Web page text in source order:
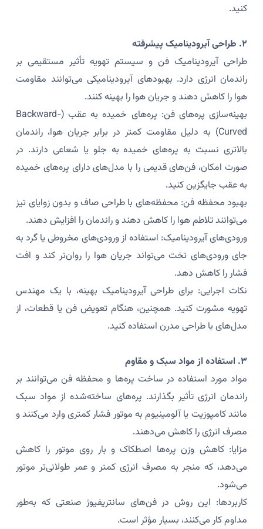
کنید.
۲. طراحی آیرودینامیک پیشرفته
طراحی آیرودینامیک فن و سیستم تهویه تأثیر مستقیمی بر
راندمان انرژی دارد. بهبودهای آیرودینامیکی می‌توانند مقاومت
هوا را کاهش دهند و جریان هوا را بهینه کنند.
بهینه‌سازی پره‌های فن: پره‌های خمیده به عقب (Backward-
Curved) به دلیل مقاومت کمتر در برابر جریان هوا، راندمان
بالاتری نسبت به پره‌های خمیده به جلو یا شعاعی دارند. در
صورت امکان، فن‌های قدیمی را با مدل‌های دارای پره‌های خمیده
به عقب جایگزین کنید.
بهبود محفظه فن: محفظه‌های با طراحی صاف و بدون زوایای تیز
می‌توانند تلاطم هوا را کاهش دهند و راندمان را افزایش دهند.
ورودی‌های آیرودینامیک: استفاده از ورودی‌های مخروطی یا گرد به
جای ورودی‌های تخت می‌تواند جریان هوا را روان‌تر کند و افت
فشار را کاهش دهد.
نکات اجرایی: برای طراحی آیرودینامیک بهینه، با یک مهندس
تهویه مشورت کنید. همچنین، هنگام تعویض فن یا قطعات، از
مدل‌های با طراحی مدرن استفاده کنید.
۳. استفاده از مواد سبک و مقاوم
مواد مورد استفاده در ساخت پره‌ها و محفظه فن می‌توانند بر
راندمان انرژی تأثیر بگذارند. پره‌های ساخته‌شده از مواد سبک
مانند کامپوزیت یا آلومینیوم به موتور فشار کمتری وارد می‌کنند و
مصرف انرژی را کاهش می‌دهند.
مزایا: کاهش وزن پره‌ها اصطکاک و بار روی موتور را کاهش
می‌دهد، که منجر به مصرف انرژی کمتر و عمر طولانی‌تر موتور
می‌شود.
کاربردها: این روش در فن‌های سانتریفیوژ صنعتی که به‌طور
مداوم کار می‌کنند، بسیار مؤثر است.